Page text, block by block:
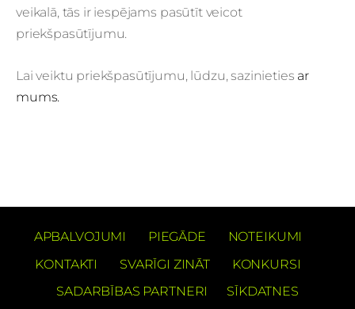
veikalā, tās ir iespējams pasūtīt veicot
priekšpasūtījumu.
Lai veiktu priekšpasūtījumu, lūdzu, sazinieties ar
mums.
APBALVOJUMI PIEGĀDE
NOTEIKUMI
KONTAKTI
SVARĪGI ZINĀT
KONKURSI
SADARBĪBAS PARTNERI
SĪKDATNES